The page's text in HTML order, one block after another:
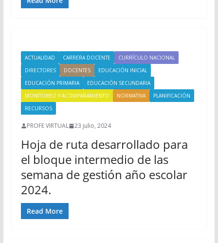
ACTUALIDAD CARRERA DOCENTE
CURRÍCULO NACIONAL
DIRECTORES
DOCENTES
EDUCACIÓN INICIAL
EDUCACIÓN PRIMARIA
EDUCACIÓN SECUNDARIA
MONITOREO Y ACOMPAÑAMIENTO
NORMATIVA
PLANIFICACIÓN
RECURSOS
PROFE VIRTUAL 23 julio, 2024
Hoja de ruta desarrollado para
el bloque intermedio de las
semana de gestión año escolar
2024.
Read More